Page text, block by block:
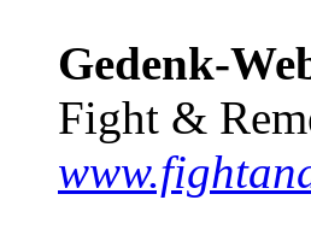
Gedenk-
Fight &